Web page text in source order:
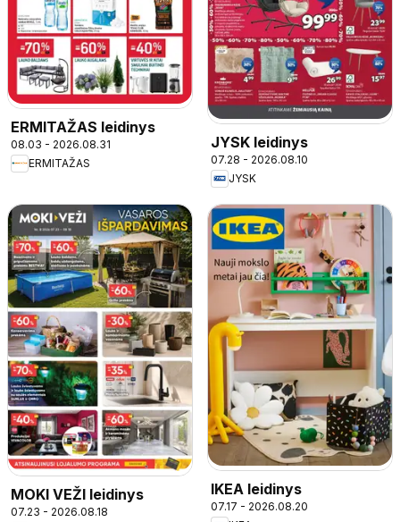
ERMITAŽAS leidinys
08.03 - 2026.08.31
ERMITAŽAS
JYSK leidinys
07.28 - 2026.08.10
JYSK
MOKI VEŽI leidinys
07.23 - 2026.08.18
IKEA leidinys
07.17 - 2026.08.20